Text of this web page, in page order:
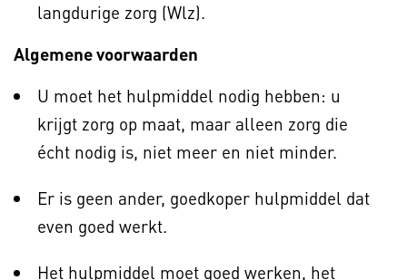
langdurige zorg (Wlz).
Algemene voorwaarden
U moet het hulpmiddel nodig hebben: u
krijgt zorg op maat, maar alleen zorg die
écht nodig is, niet meer en niet minder.
Er is geen ander, goedkoper hulpmiddel dat
even goed werkt.
Het hulpmiddel moet goed werken, het